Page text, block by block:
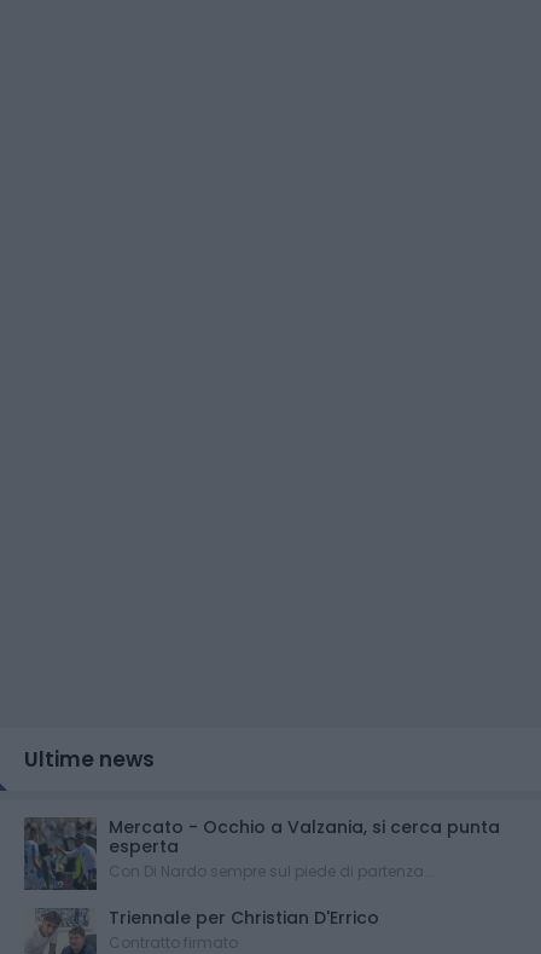
Ultime news
Mercato - Occhio a Valzania, si cerca punta
esperta
Con Di Nardo sempre sul piede di partenza...
Triennale per Christian D'Errico
Contratto firmato